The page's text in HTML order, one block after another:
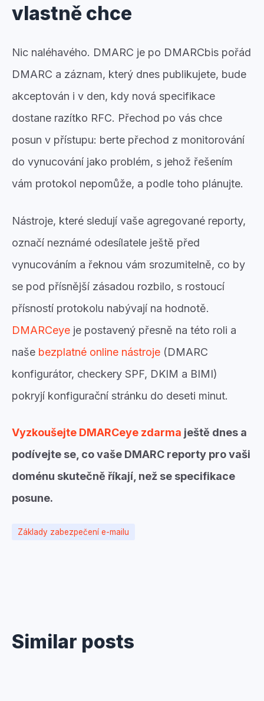
vlastně chce
Nic naléhavého. DMARC je po DMARCbis pořád
DMARC a záznam, který dnes publikujete, bude
akceptován i v den, kdy nová specifikace
dostane razítko RFC. Přechod po vás chce
posun v přístupu: berte přechod z monitorování
do vynucování jako problém, s jehož řešením
vám protokol nepomůže, a podle toho plánujte.
Nástroje, které sledují vaše agregované reporty,
označí neznámé odesílatele ještě před
vynucováním a řeknou vám srozumitelně, co by
se pod přísnější zásadou rozbilo, s rostoucí
přísností protokolu nabývají na hodnotě.
DMARCeye je postavený přesně na této roli a
naše bezplatné online nástroje (DMARC
konfigurátor, checkery SPF, DKIM a BIMI)
pokryjí konfigurační stránku do deseti minut.
Vyzkoušejte DMARCeye zdarma ještě dnes a
podívejte se, co vaše DMARC reporty pro vaši
doménu skutečně říkají, než se specifikace
posune.
Základy zabezpečení e-mailu
Similar posts